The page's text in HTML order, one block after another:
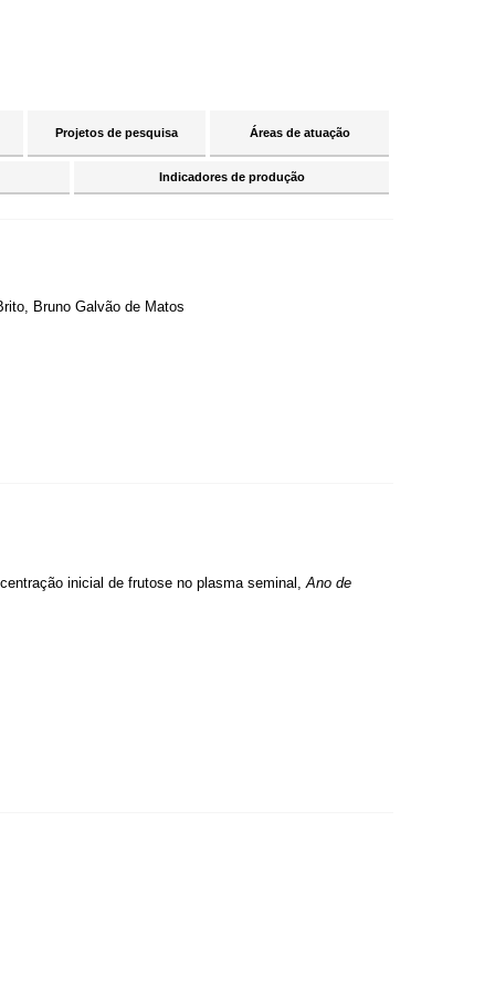
Projetos de pesquisa Áreas de atuação
Indicadores de produção
Bruno Galvão de Matos
inicial de frutose no plasma seminal,Ano de